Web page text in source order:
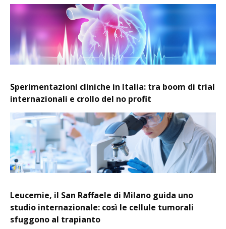
Sperimentazioni cliniche in Italia: tra boom di trial
internazionali e crollo del no profit
Leucemie, il San Raffaele di Milano guida uno
studio internazionale: così le cellule tumorali
sfuggono al trapianto